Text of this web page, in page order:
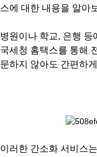
스에 대한 내용을 알아
병원이나 학교, 은행
국세청 홈택스를 통해
문하지 않아도 간편하
이러한 간소화 서비스